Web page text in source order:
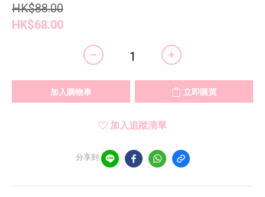
HK$88.00
HK$68.00
加入購物車 立即購買
加入追蹤清單
分享到